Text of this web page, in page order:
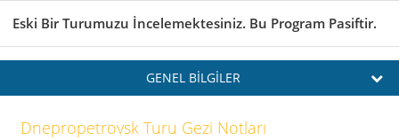
Eski Bir Turumuzu İncelemektesiniz. Bu Program Pasiftir.
GENEL BİLGİLER
Dnepropetrovsk Turu Gezi Notları